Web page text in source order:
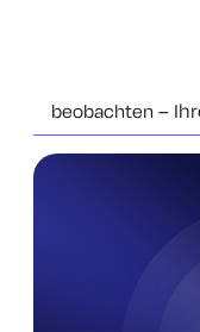
beobachten –